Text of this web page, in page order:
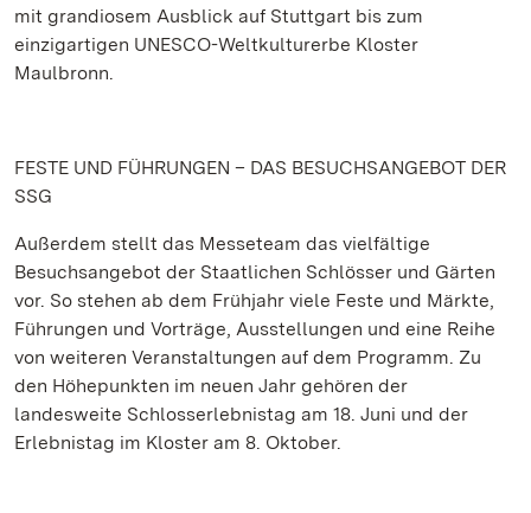
mit grandiosem Ausblick auf Stuttgart bis zum
einzigartigen UNESCO-Weltkulturerbe Kloster
Maulbronn.
FESTE UND FÜHRUNGEN – DAS BESUCHSANGEBOT DER
SSG
Außerdem stellt das Messeteam das vielfältige
Besuchsangebot der Staatlichen Schlösser und Gärten
vor. So stehen ab dem Frühjahr viele Feste und Märkte,
Führungen und Vorträge, Ausstellungen und eine Reihe
von weiteren Veranstaltungen auf dem Programm. Zu
den Höhepunkten im neuen Jahr gehören der
landesweite Schlosserlebnistag am 18. Juni und der
Erlebnistag im Kloster am 8. Oktober.